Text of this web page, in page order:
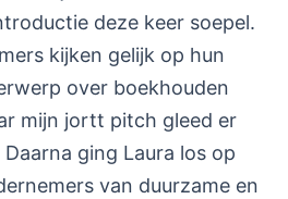
deze keer soepel.
kijken gelijk op hun
over boekhouden
mijn jortt pitch gleed er
ging Laura los op
van duurzame en